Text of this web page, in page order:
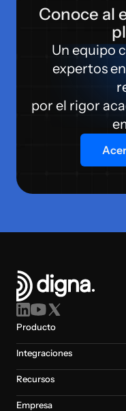
Conoce al
Un equipo
expertos
por el rigor
Producto
Integraciones
Recursos
Empresa